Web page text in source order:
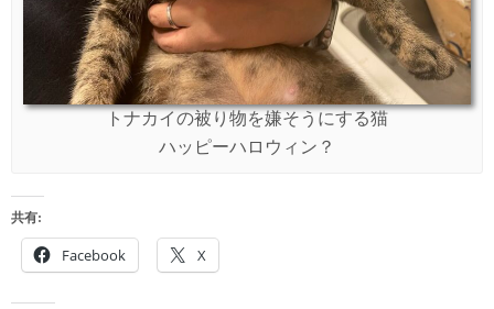
トナカイの被り物を嫌そうにする猫
ハッピーハロウィン？
共有:
Facebook X